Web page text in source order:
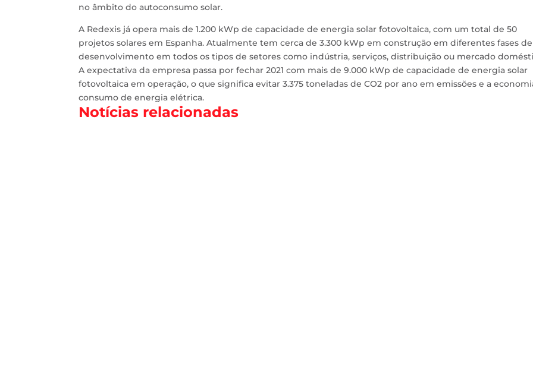
no âmbito do autoconsumo solar.
A Redexis já opera mais de 1.200 kWp de capacidade de energia solar fotovoltaica, com um total de 50
projetos solares em Espanha. Atualmente tem cerca de 3.300 kWp em construção em diferentes fases de
desenvolvimento em todos os tipos de setores como indústria, serviços, distribuição ou mercado
A expectativa da empresa passa por fechar 2021 com mais de 9.000 kWp de capacidade de energia solar
fotovoltaica em operação, o que significa evitar 3.375 toneladas de CO2 por ano em emissões e a
consumo de energia elétrica.
Notícias relacionadas